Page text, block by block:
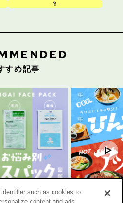
冬
すめ記事
乾燥に！ プロに聞い
別フェイスパック図鑑
【大阪・梅田】
ツグルメ対決！
such as cookies to
content and ads.